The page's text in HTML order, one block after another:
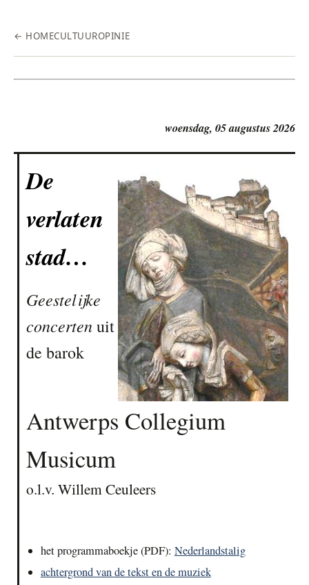
← HOMECULTUUROPINIE
woensdag, 05 augustus 2026
De
verlaten
stad…
Geestelijke
concertenuit
de barok
Antwerps Collegium
Musicum
o.l.v. Willem Ceuleers
het programmaboekje (PDF): Nederlandstalig
achtergrond van de tekst en de muziek